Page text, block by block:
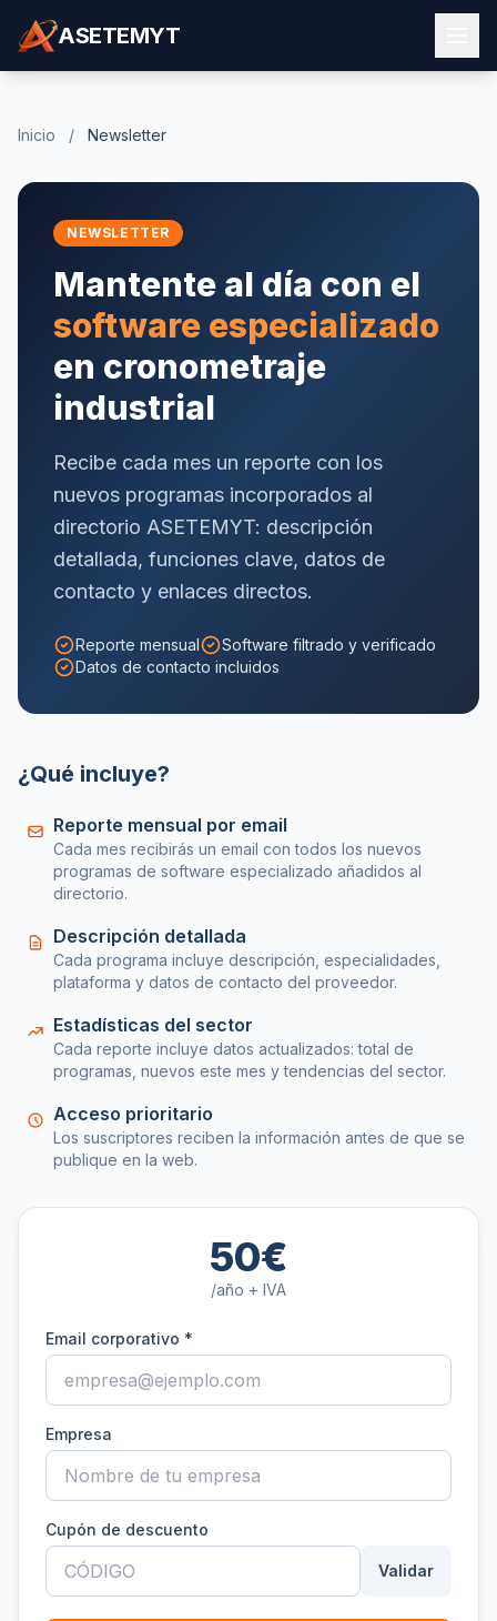
ASETEMYT
Inicio / Newsletter
NEWSLETTER
Mantente al día con el
software especializado
en cronometraje
industrial
Recibe cada mes un reporte con los
nuevos programas incorporados al
directorio ASETEMYT: descripción
detallada, funciones clave, datos de
contacto y enlaces directos.
Reporte mensual
Software filtrado y verificado
Datos de contacto incluidos
¿Qué incluye?
Reporte mensual por email
Cada mes recibirás un email con todos los nuevos
programas de software especializado añadidos al
directorio.
Descripción detallada
Cada programa incluye descripción, especialidades,
plataforma y datos de contacto del proveedor.
Estadísticas del sector
Cada reporte incluye datos actualizados: total de
programas, nuevos este mes y tendencias del sector.
Acceso prioritario
Los suscriptores reciben la información antes de que se
publique en la web.
50€
/año + IVA
Email corporativo *
Empresa
Cupón de descuento
Validar